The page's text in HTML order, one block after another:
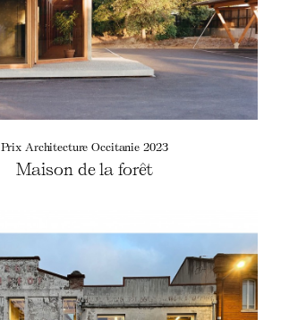
Prix Architecture Occitanie 2023
Maison de la forêt